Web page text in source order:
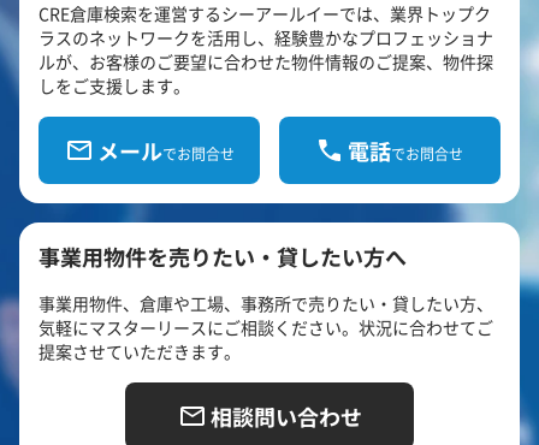
CRE倉庫検索を運営するシーアールイーでは、業界トップク
ラスのネットワークを活用し、経験豊かなプロフェッショナ
ルが、お客様のご要望に合わせた物件情報のご提案、物件探
しをご支援します。
メールでお問合せ 電話でお問合せ
事業用物件を売りたい・貸したい方へ
事業用物件、倉庫や工場、事務所で売りたい・貸したい方、
気軽にマスターリースにご相談ください。状況に合わせてご
提案させていただきます。
相談問い合わせ